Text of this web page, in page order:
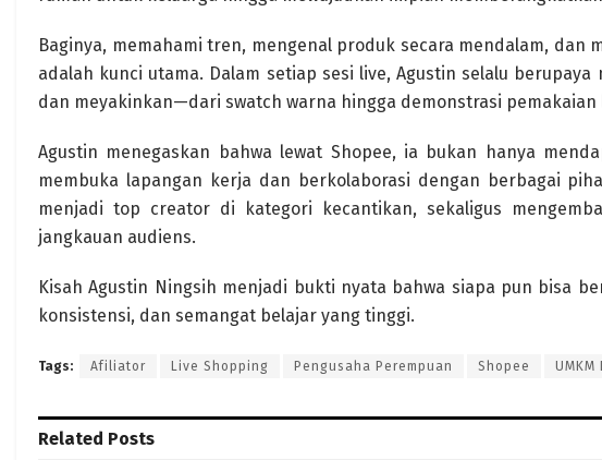
Baginya, memahami tren, mengenal produk secara mendalam, dan
adalah kunci utama. Dalam setiap sesi live, Agustin selalu
dan meyakinkan—dari swatch warna hingga demonstrasi pemakaian
Agustin menegaskan bahwa lewat Shopee, ia bukan hanya
membuka lapangan kerja dan berkolaborasi dengan berbagai
menjadi top creator di kategori kecantikan, sekaligus
jangkauan audiens.
Kisah Agustin Ningsih menjadi bukti nyata bahwa siapa pun bisa
konsistensi, dan semangat belajar yang tinggi.
Tags: Afiliator Live Shopping Pengusaha Perempuan Shopee
Related Posts